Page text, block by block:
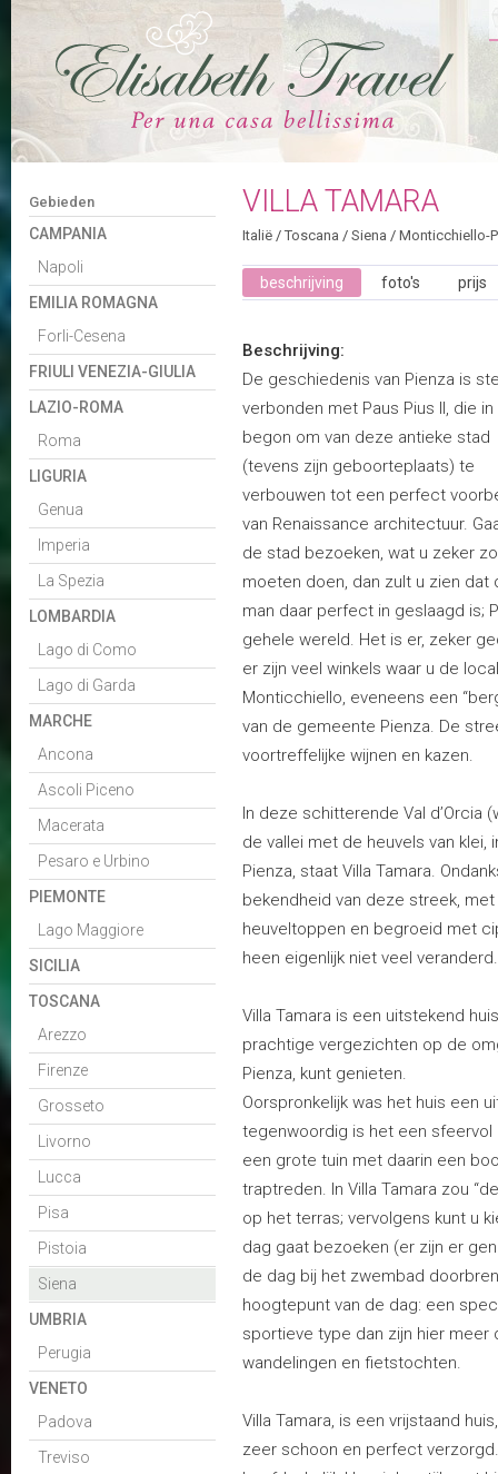
Gebieden
CAMPANIA
Napoli
EMILIA ROMAGNA
Forli-Cesena
FRIULI VENEZIA-GIULIA
LAZIO-ROMA
Roma
LIGURIA
Genua
Imperia
La Spezia
LOMBARDIA
Lago di Como
Lago di Garda
MARCHE
Ancona
Ascoli Piceno
Macerata
Pesaro e Urbino
PIEMONTE
Lago Maggiore
SICILIA
TOSCANA
Arezzo
Firenze
Grosseto
Livorno
Lucca
Pisa
Pistoia
Siena
UMBRIA
Perugia
VENETO
Padova
Treviso
VILLA TAMARA
Italië / Toscana / Siena / Monticchiello-
beschrijving foto's prijs
Beschrijving:
De geschiedenis van Pienza is
verbonden met Paus Pius II, die in
begon om van deze antieke stad
(tevens zijn geboorteplaats) te
verbouwen tot een perfect
van Renaissance architectuur.
de stad bezoeken, wat u zeker
moeten doen, dan zult u zien dat
man daar perfect in geslaagd is;
gehele wereld. Het is er, zeker
er zijn veel winkels waar u de
Monticchiello, eveneens een
van de gemeente Pienza. De
voortreffelijke wijnen en kazen.
In deze schitterende Val d’Orcia
de vallei met de heuvels van klei,
Pienza, staat Villa Tamara.
bekendheid van deze streek, met
heuveltoppen en begroeid met
heen eigenlijk niet veel veranderd.
Villa Tamara is een uitstekend
prachtige vergezichten op de
Pienza, kunt genieten.
Oorspronkelijk was het huis een
tegenwoordig is het een
een grote tuin met daarin een
traptreden. In Villa Tamara zou
op het terras; vervolgens kunt u
dag gaat bezoeken (er zijn er
de dag bij het zwembad
hoogtepunt van de dag: een
sportieve type dan zijn hier
wandelingen en fietstochten.
Villa Tamara, is een vrijstaand
zeer schoon en perfect